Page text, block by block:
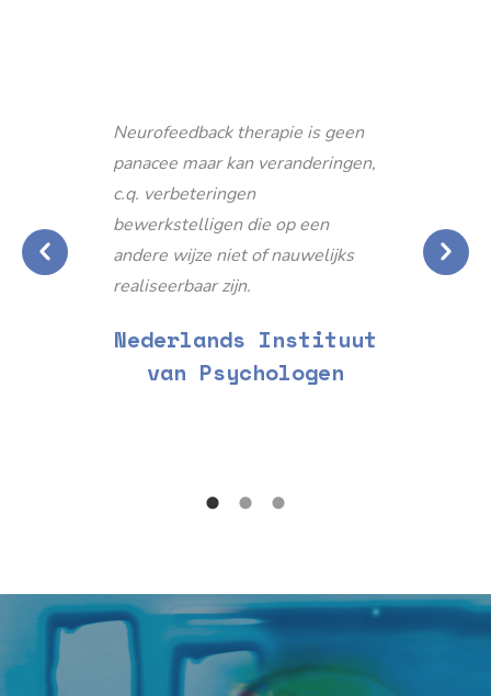
Neurofeedback therapie is geen
panacee maar kan veranderingen,
c.q. verbeteringen
bewerkstelligen die op een
andere wijze niet of nauwelijks
realiseerbaar zijn.
Nederlands Instituut
van Psychologen